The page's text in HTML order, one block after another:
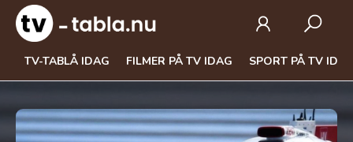
TV-TABLÅ IDAG FILMER PÅ TV IDAG SPORT PÅ TV